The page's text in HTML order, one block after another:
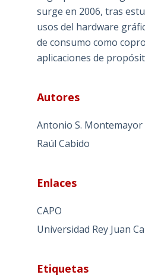
surge en 2006, tras
usos del hardware
de consumo como
aplicaciones de
Autores
Antonio S. Montemayor
Raúl Cabido
Enlaces
CAPO
Universidad Rey Juan
Etiquetas